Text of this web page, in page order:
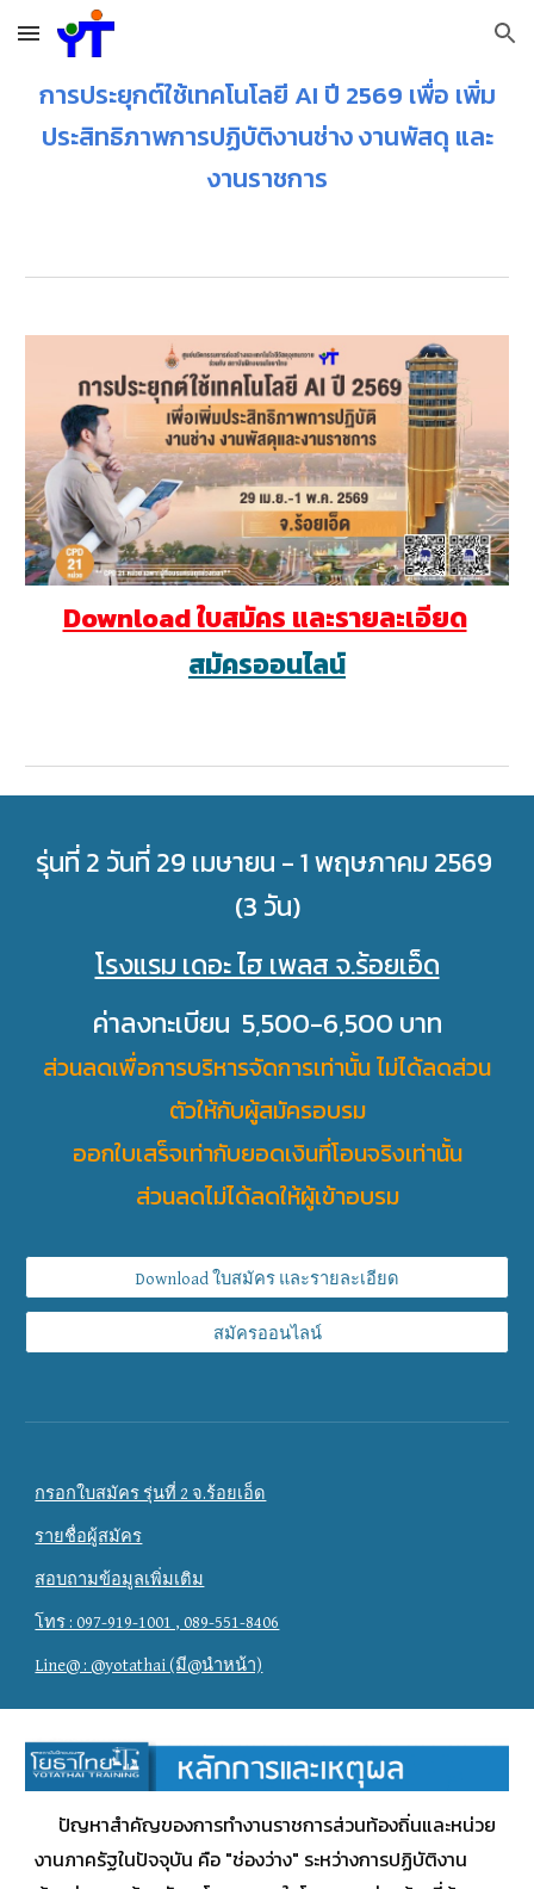
Skip to main content Skip to navigation
การประยุกต์ใช้เทคโนโลยี AI ปี 2569 เพื่อ เพิ่ม
ประสิทธิภาพการปฏิบัติงานช่าง งานพัสดุ และ
งานราชการ
Download ใบสมัคร และรายละเอียด
สมัครออนไลน์
รุ่นที่ 2 วันที่ 29 เมษายน - 1 พฤษภาคม 2569
(3 วัน)
โรงแรม เดอะ ไฮ เพลส จ.ร้อยเอ็ด
ค่าลงทะเบียน 5,500-6,500 บาท
ส่วนลดเพื่อการบริหารจัดการเท่านั้น ไม่ได้ลดส่วน
ตัวให้กับผู้สมัครอบรม
ออกใบเสร็จเท่ากับยอดเงินที่โอนจริงเท่านั้น
ส่วนลดไม่ได้ลดให้ผู้เข้าอบรม
Download ใบสมัคร และรายละเอียด
สมัครออนไลน์
กรอกใบสมัคร รุ่นที่ 2 จ.ร้อยเอ็ด
รายชื่อผู้สมัคร
สอบถามข้อมูลเพิ่มเติม
โทร : 097-919-1001 , 089-551-8406
Line@ : @yotathai (มี@นำหน้า)
ปัญหาสำคัญของการทำงานราชการส่วนท้องถิ่นและหน่วย
งานภาครัฐในปัจจุบัน คือ "ช่องว่าง" ระหว่างการปฏิบัติงาน